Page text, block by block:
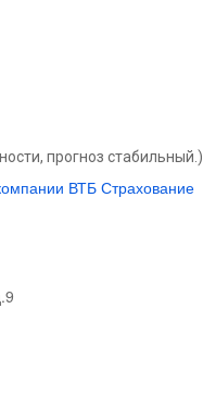
прогноз стабильный.)
ВТБ Страхование